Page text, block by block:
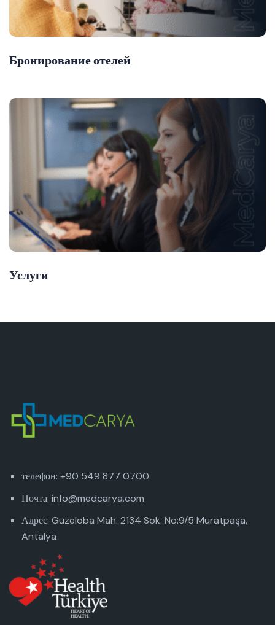
Бронирование отелей
Услуги
телефон: +90 549 877 0700
Почта: info@medcarya.com
Адрес: Güzeloba Mah. 2134 Sok. No:9/5 Muratpaşa,
Antalya